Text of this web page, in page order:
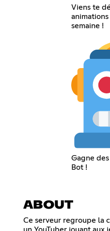
Viens te
semaine !
Gagne
Bot !
ABOUT
Ce serveur regroupe la